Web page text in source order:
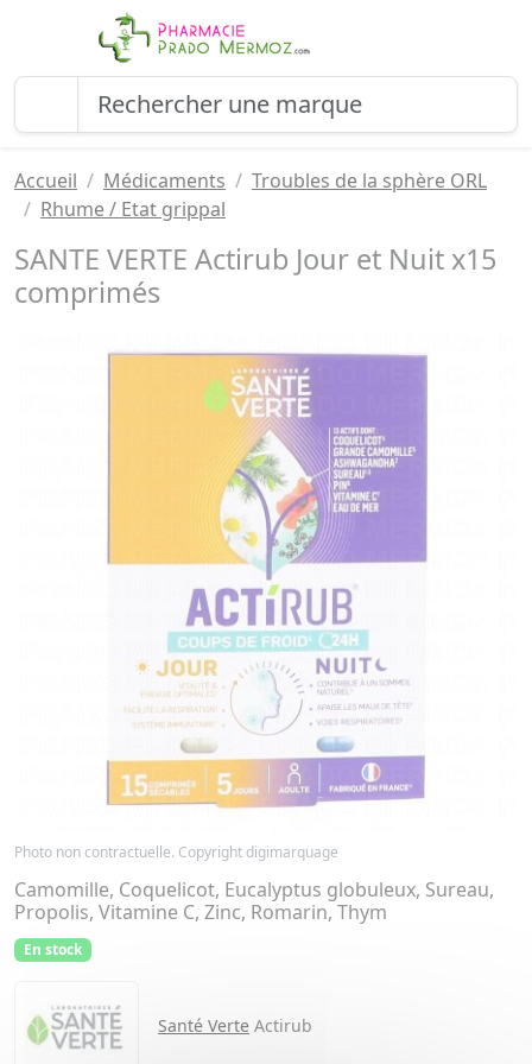
Accueil Médicaments
Troubles de la sphère ORL
Rhume / Etat grippal
SANTE VERTE Actirub Jour et Nuit x15
comprimés
Photo non contractuelle. Copyright digimarquage
Camomille, Coquelicot, Eucalyptus globuleux, Sureau,
Propolis, Vitamine C, Zinc, Romarin, Thym
En stock
Santé Verte Actirub